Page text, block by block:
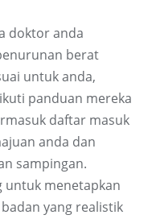
doktor anda
berat
untuk anda,
panduan mereka
daftar masuk
anda dan
sampingan.
untuk menetapkan
yang realistik